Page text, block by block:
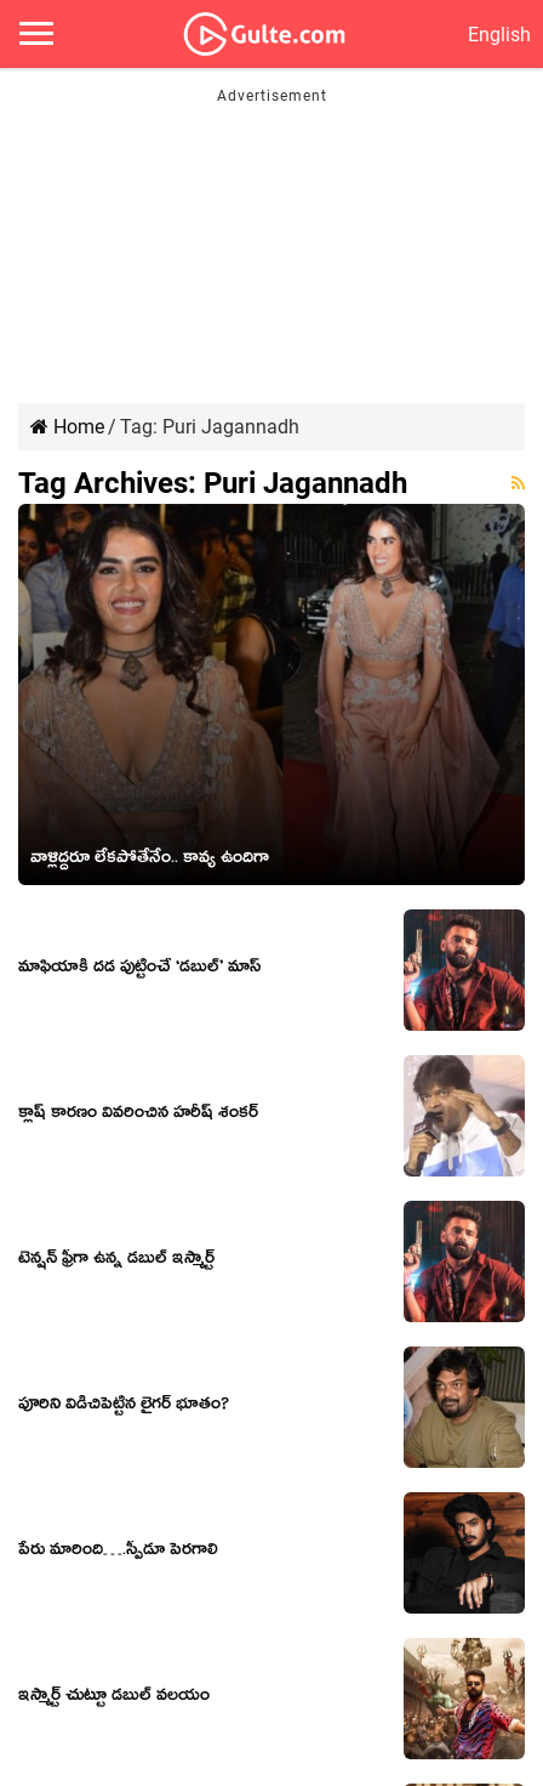
English
Home/ Tag: Puri Jagannadh
Tag Archives: Puri Jagannadh
వాళ్లిద్దరూ లేకపోతేనేం.. కావ్య ఉందిగా
మాఫియాకి దడ పుట్టించే ‘డబుల్’ మాస్
క్లాష్ కారణం వివరించిన హరీష్ శంకర్
టెన్షన్ ఫ్రీగా ఉన్న డబుల్ ఇస్మార్ట్
పూరిని విడిచిపెట్టిన లైగర్ భూతం?
పేరు మారింది….స్పీడూ పెరగాలి
ఇస్మార్ట్ చుట్టూ డబుల్ వలయం